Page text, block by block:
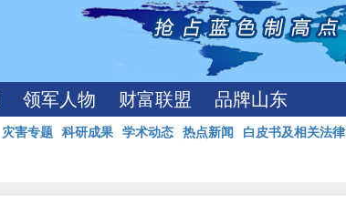
领军人物 财富联盟 品牌山东
灾害专题 科研成果 学术动态 热点新闻 白皮书及相关法律